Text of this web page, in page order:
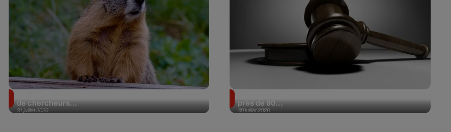
31 juillet 2026
de chercheurs...
30 juillet 2026
près de 90...